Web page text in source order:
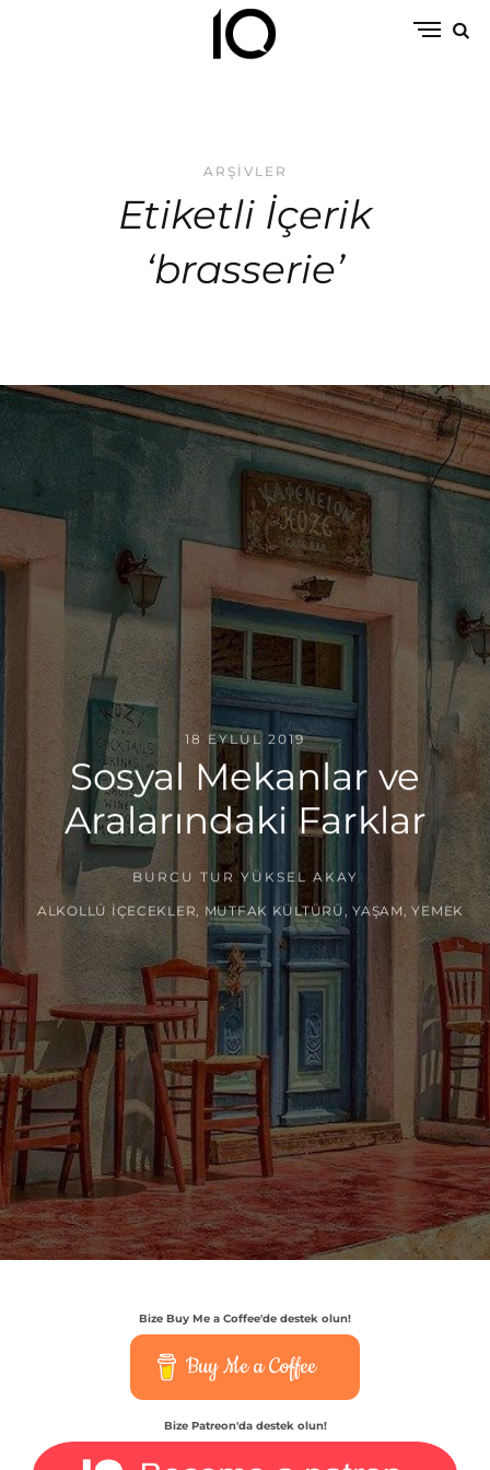
ARŞIVLER
Etiketli İçerik
‘brasserie’
18 EYLÜL 2019
Sosyal Mekanlar ve
Aralarındaki Farklar
BURCU TUR YÜKSEL AKAY
ALKOLLÜ İÇECEKLER MUTFAK KÜLTÜRÜ ,YAŞAM,YEMEK
Bize Buy Me a Coffee'de destek olun!
Buy Me a Coffee
Bize Patreon'da destek olun!